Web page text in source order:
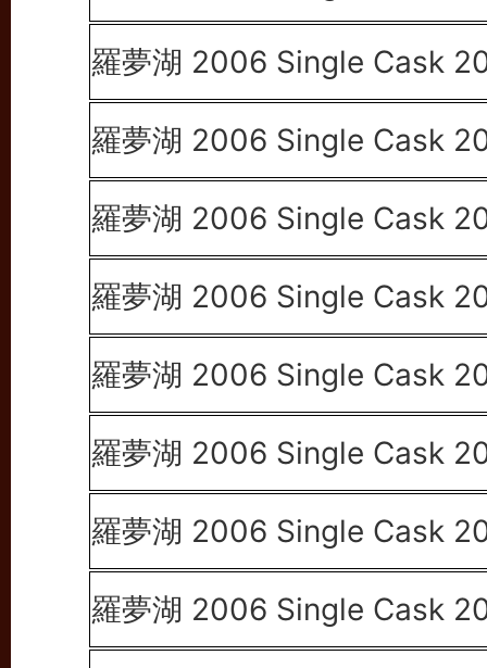
羅夢湖 2006 Single Cask
羅夢湖 2006 Single Cask
羅夢湖 2006 Single Cask
羅夢湖 2006 Single Cask
羅夢湖 2006 Single Cask
羅夢湖 2006 Single Cask
羅夢湖 2006 Single Cask
羅夢湖 2006 Single Cask